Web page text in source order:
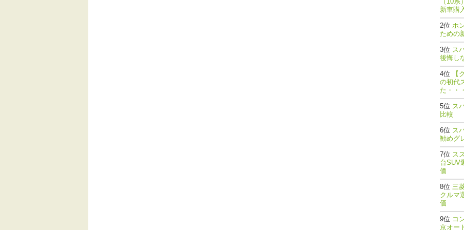
新車購
ホ
ための
ス
後悔し
【
の初代
た・・・
ス
比較
ス
勧めグ
ス
台SUV
価
三
クルマ
価
コ
京オー